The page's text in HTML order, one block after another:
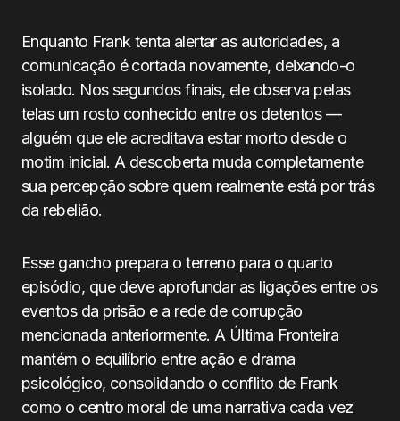
Enquanto Frank tenta alertar as autoridades, a
comunicação é cortada novamente, deixando-o
isolado. Nos segundos finais, ele observa pelas
telas um rosto conhecido entre os detentos —
alguém que ele acreditava estar morto desde o
motim inicial. A descoberta muda completamente
sua percepção sobre quem realmente está por trás
da rebelião.
Esse gancho prepara o terreno para o quarto
episódio, que deve aprofundar as ligações entre os
eventos da prisão e a rede de corrupção
mencionada anteriormente. A Última Fronteira
mantém o equilíbrio entre ação e drama
psicológico, consolidando o conflito de Frank
como o centro moral de uma narrativa cada vez